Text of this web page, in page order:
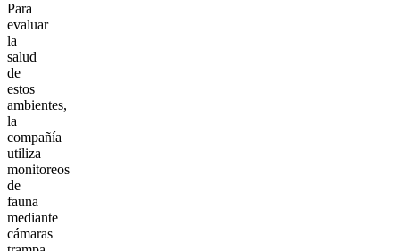
Para
evaluar
la
salud
de
estos
ambientes,
la
compañía
utiliza
monitoreos
de
fauna
mediante
cámaras